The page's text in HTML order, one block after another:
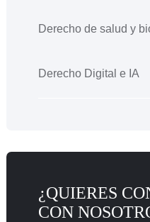
Derecho de salud y
Derecho Digital e IA
¿QUIERES
CON